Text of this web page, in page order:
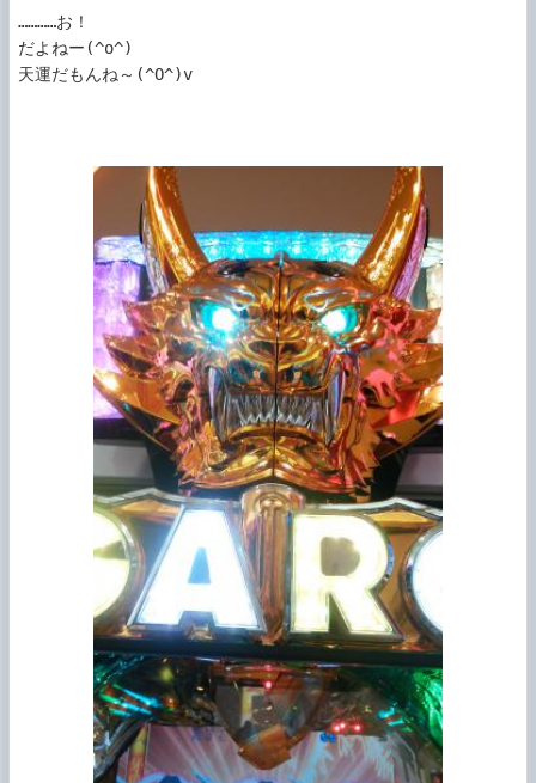
…………お！
だよねー(^o^)
天運だもんね～(^O^)v